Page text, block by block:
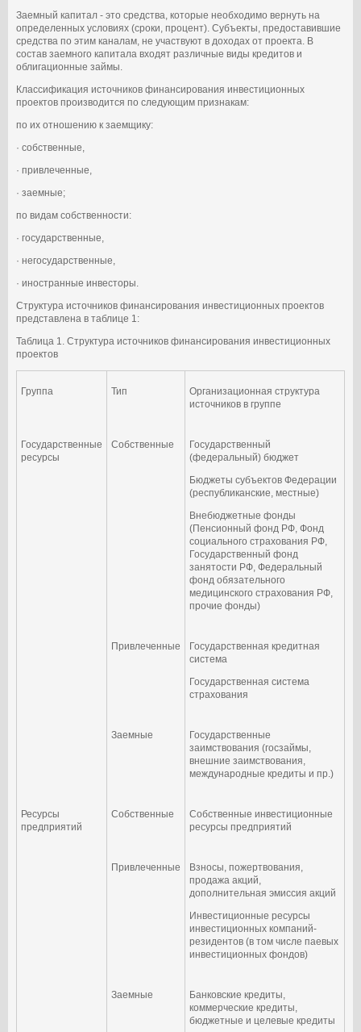
Заемный капитал - это средства, которые необходимо вернуть на
определенных условиях (сроки, процент). Субъекты, предоставившие
средства по этим каналам, не участвуют в доходах от проекта. В
состав заемного капитала входят различные виды кредитов и
облигационные займы.
Классификация источников финансирования инвестиционных
проектов производится по следующим признакам:
по их отношению к заемщику:
· собственные,
· привлеченные,
· заемные;
по видам собственности:
· государственные,
· негосударственные,
· иностранные инвесторы.
Структура источников финансирования инвестиционных проектов
представлена в таблице 1:
Таблица 1. Структура источников финансирования инвестиционных
проектов
Группа Тип
Организационная структура
источников в группе
Государственные
ресурсы
Собственные
Государственный
(федеральный) бюджет
Бюджеты субъектов Федерации
(республиканские, местные)
Внебюджетные фонды
(Пенсионный фонд РФ, Фонд
социального страхования РФ,
Государственный фонд
занятости РФ, Федеральный
фонд обязательного
медицинского страхования РФ,
прочие фонды)
Привлеченные
Государственная кредитная
система
Государственная система
страхования
Заемные
Государственные
заимствования (госзаймы,
внешние заимствования,
международные кредиты и пр.)
Ресурсы
предприятий
Собственные
Собственные инвестиционные
ресурсы предприятий
Привлеченные
Взносы, пожертвования,
продажа акций,
дополнительная эмиссия акций
Инвестиционные ресурсы
инвестиционных компаний-
резидентов (в том числе паевых
инвестиционных фондов)
Заемные
Банковские кредиты,
коммерческие кредиты,
бюджетные и целевые кредиты